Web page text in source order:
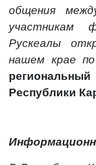
общения
участникам
Рускеалы
нашем крае
Республики